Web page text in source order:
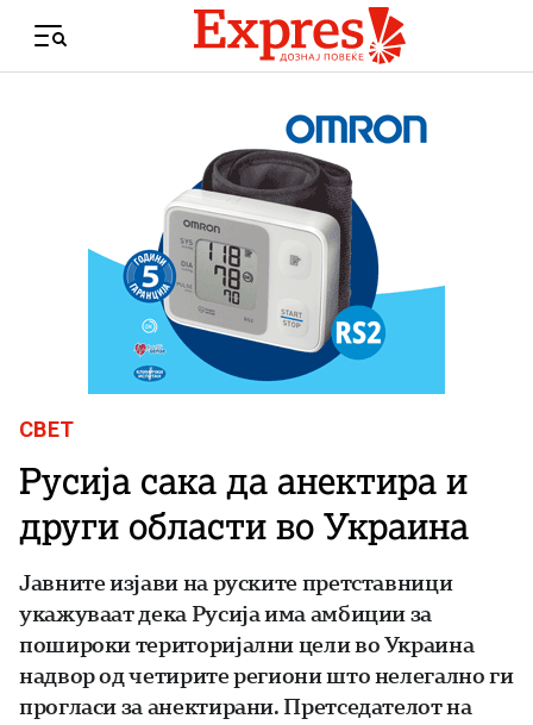
Menu
СВЕТ
Русија сака да анектира и
други области во Украина
Јавните изјави на руските претставници
укажуваат дека Русија има амбиции за
пошироки територијални цели во Украина
надвор од четирите региони што нелегално ги
прогласи за анектирани. Претседателот на